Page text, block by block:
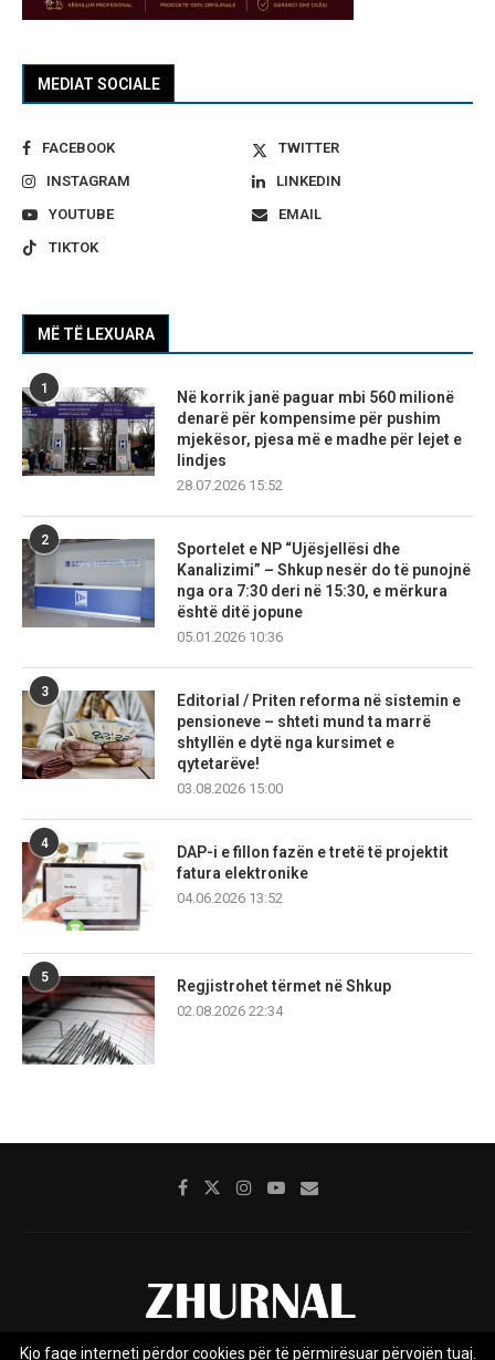
MEDIAT SOCIALE
FACEBOOK
TWITTER
INSTAGRAM
LINKEDIN
YOUTUBE
EMAIL
TIKTOK
MË TË LEXUARA
1
Në korrik janë paguar mbi 560 milionë
denarë për kompensime për pushim
mjekësor, pjesa më e madhe për lejet e
lindjes
28.07.2026 15:52
2
Sportelet e NP “Ujësjellësi dhe
Kanalizimi” – Shkup nesër do të punojnë
nga ora 7:30 deri në 15:30, e mërkura
është ditë jopune
05.01.2026 10:36
3
Editorial / Priten reforma në sistemin e
pensioneve – shteti mund ta marrë
shtyllën e dytë nga kursimet e
qytetarëve!
03.08.2026 15:00
4
DAP-i e fillon fazën e tretë të projektit
fatura elektronike
04.06.2026 13:52
5
Regjistrohet tërmet në Shkup
02.08.2026 22:34
Kjo faqe interneti përdor cookies për të përmirësuar përvojën tuaj.